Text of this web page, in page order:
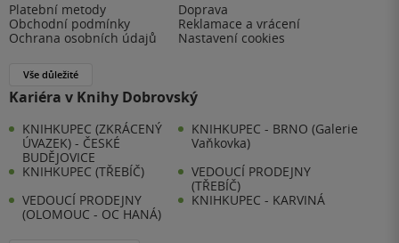
Platební metody
Doprava
Obchodní podmínky
Reklamace a vrácení
Ochrana osobních údajů
Nastavení cookies
Vše důležité
Kariéra v Knihy Dobrovský
KNIHKUPEC (ZKRÁCENÝ
ÚVAZEK) - ČESKÉ
BUDĚJOVICE
KNIHKUPEC - BRNO (Galerie
Vaňkovka)
KNIHKUPEC (TŘEBÍČ)
VEDOUCÍ PRODEJNY
(TŘEBÍČ)
VEDOUCÍ PRODEJNY
(OLOMOUC - OC HANÁ)
KNIHKUPEC - KARVINÁ